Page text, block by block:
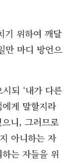
기 위하여 깨달
만 마디 방언으
되 ‘내가 다른
게 말할지라
니, 그러므로
아니하는 자
는 자들을 위